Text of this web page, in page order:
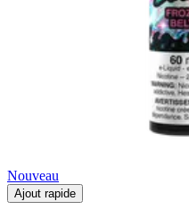
Nouveau
Ajout rapide